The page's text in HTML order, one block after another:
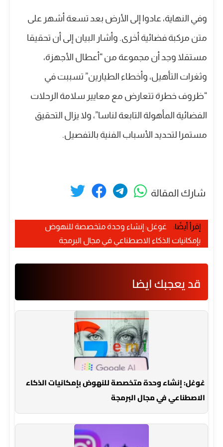
وفي النهاية، عادوا إلى الأرض بعد تسعة أشهر على
متن مركبة فضائية أخرى. وأشار البيان إلى أن تحقيقا
مستقلا وجد أن مجموعة من “أعطال الأجهزة،
وثغرات التأهيل، وأخطاء الطيارين” تسببت في
“ظروف خطرة تتعارض مع معايير سلامة الرحلات
الفضائية المأهولة التابعة لناسا”، ولا يزال التحقيق
مستمرا لتحديد الأسباب الفنية بالتفصيل.
شارك المقالة
إقرأ أيضًا:
غوغل: إنشاء وحدة متخصصة للنهوض
بإمكانيات الذكاء الاصطناعي في مجال البرمجة
قد يعجبك ايضا
غوغل: إنشاء وحدة متخصصة للنهوض بإمكانيات الذكاء
الاصطناعي في مجال البرمجة